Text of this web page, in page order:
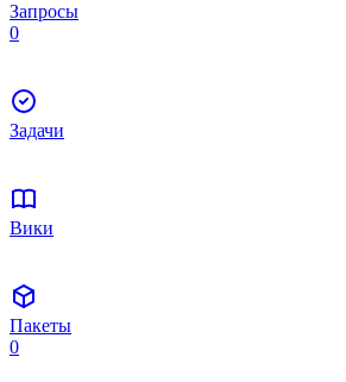
Запросы
0
Задачи
Вики
Пакеты
0